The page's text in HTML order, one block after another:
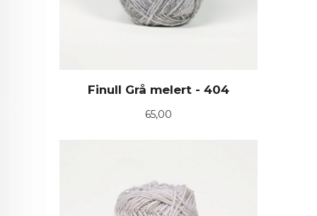
Finull Grå melert - 404
Pris
65,00